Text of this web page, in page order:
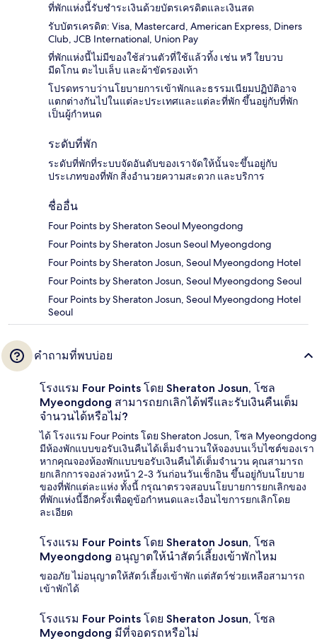
ที่พักแห่งนี้รับชำระเงินด้วยบัตรเครดิตและเงินสด
รับบัตรเครดิต: Visa, Mastercard, American Express, Diners
Club, JCB International, Union Pay
ที่พักแห่งนี้ไม่มีของใช้ส่วนตัวที่ใช้แล้วทิ้ง เช่น หวี ใยบวบ
มีดโกน ตะไบเล็บ และผ้าขัดรองเท้า
โปรดทราบว่านโยบายการเข้าพักและธรรมเนียมปฏิบัติอาจ
แตกต่างกันไปในแต่ละประเทศและแต่ละที่พัก ขึ้นอยู่กับที่พัก
เป็นผู้กำหนด
ระดับที่พัก
ระดับที่พักที่ระบบจัดอันดับของเราจัดให้นั้นจะขึ้นอยู่กับ
ประเภทของที่พัก สิ่งอำนวยความสะดวก และบริการ
ชื่ออื่น
Four Points by Sheraton Seoul Myeongdong
Four Points by Sheraton Josun Seoul Myeongdong
Four Points by Sheraton Josun, Seoul Myeongdong Hotel
Four Points by Sheraton Josun, Seoul Myeongdong Seoul
Four Points by Sheraton Josun, Seoul Myeongdong Hotel
Seoul
คำถามที่พบบ่อย
โรงแรม Four Points โดย Sheraton Josun, โซล
Myeongdong สามารถยกเลิกได้ฟรีและรับเงินคืนเต็ม
จำนวนได้หรือไม่?
ได้ โรงแรม Four Points โดย Sheraton Josun, โซล Myeongdong
มีห้องพักแบบขอรับเงินคืนได้เต็มจำนวนให้จองบนเว็บไซต์ของเรา
หากคุณจองห้องพักแบบขอรับเงินคืนได้เต็มจำนวน คุณสามารถ
ยกเลิกการจองล่วงหน้า 2-3 วันก่อนวันเช็กอิน ขึ้นอยู่กับนโยบาย
ของที่พักแต่ละแห่ง ทั้งนี้ กรุณาตรวจสอบนโยบายการยกเลิกของ
ที่พักแห่งนี้อีกครั้งเพื่อดูข้อกำหนดและเงื่อนไขการยกเลิกโดย
ละเอียด
โรงแรม Four Points โดย Sheraton Josun, โซล
Myeongdong อนุญาตให้นำสัตว์เลี้ยงเข้าพักไหม
ขออภัย ไม่อนุญาตให้สัตว์เลี้ยงเข้าพัก แต่สัตว์ช่วยเหลือสามารถ
เข้าพักได้
โรงแรม Four Points โดย Sheraton Josun, โซล
Myeongdong มีที่จอดรถหรือไม่